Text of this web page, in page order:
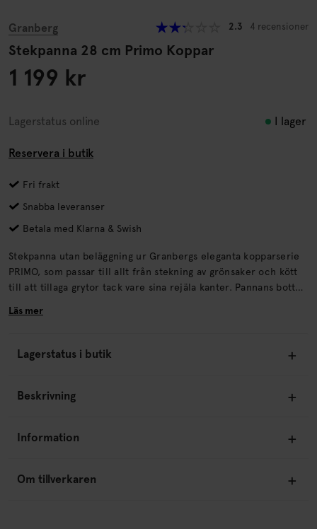
Granberg 2.3 4 recensioner
Stekpanna 28 cm Primo Koppar
1 199 kr
Lagerstatus online I lager
Reservera i butik
Fri frakt
Snabba leveranser
Betala med Klarna & Swish
Stekpanna utan beläggning ur Granbergs eleganta kopparserie
PRIMO, som passar till allt från stekning av grönsaker och kött
till att tillaga grytor tack vare sina rejäla kanter. Pannans botten
stål, vilket säkerställer optimal värmefördelning varje gång. Med
rostfritt stål är PRIMO en köksserie som kommer att bli en
Läs mer
Lagerstatus i butik
Beskrivning
Information
Om tillverkaren